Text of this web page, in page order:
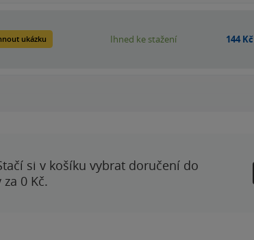
ukázku Ihned ke stažení 144 Kč
si v košíku vybrat doručení do
0 Kč.